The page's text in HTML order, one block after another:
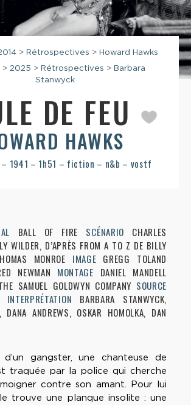
> Rétrospectives > Howard Hawks
> 2025 > Rétrospectives > Barbara
Stanwyck
DE FEU
HAWKS
1941 – 1h51 – fiction – n&b – vostf
BALL OF FIRE SCÉNARIO CHARLES
WILDER, D’APRÈS FROM A TO Z DE BILLY
MONROE IMAGE GREGG TOLAND
NEWMAN MONTAGE DANIEL MANDELL
SAMUEL GOLDWYN COMPANY SOURCE
INTERPRÉTATION
BARBARA STANWYCK,
DANA ANDREWS, OSKAR HOMOLKA, DAN
gangster, une chanteuse de
traquée par la police qui cherche
contre son amant. Pour lui
trouve une planque insolite : une